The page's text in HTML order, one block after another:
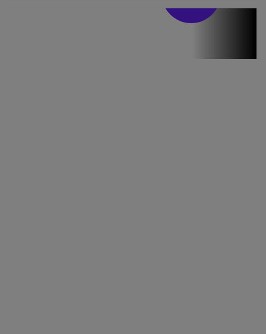
Stirile PRO TV